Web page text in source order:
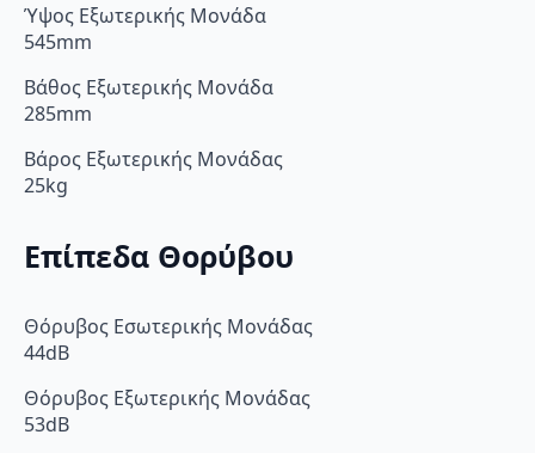
Ύψος Εξωτερικής Μονάδα
545mm
Βάθος Εξωτερικής Μονάδα
285mm
Βάρος Εξωτερικής Μονάδας
25kg
Επίπεδα Θορύβου
Θόρυβος Εσωτερικής Μονάδας
44dB
Θόρυβος Εξωτερικής Μονάδας
53dB